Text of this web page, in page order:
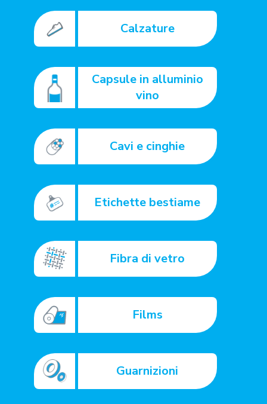
Calzature
Capsule in alluminio
vino
Cavi e cinghie
Etichette bestiame
Fibra di vetro
Films
Guarnizioni